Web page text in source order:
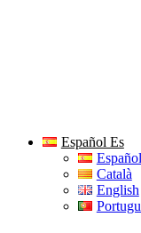
Español Es
Català
English